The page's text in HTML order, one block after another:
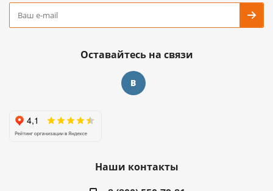
Оставайтесь на связи
Наши контакты